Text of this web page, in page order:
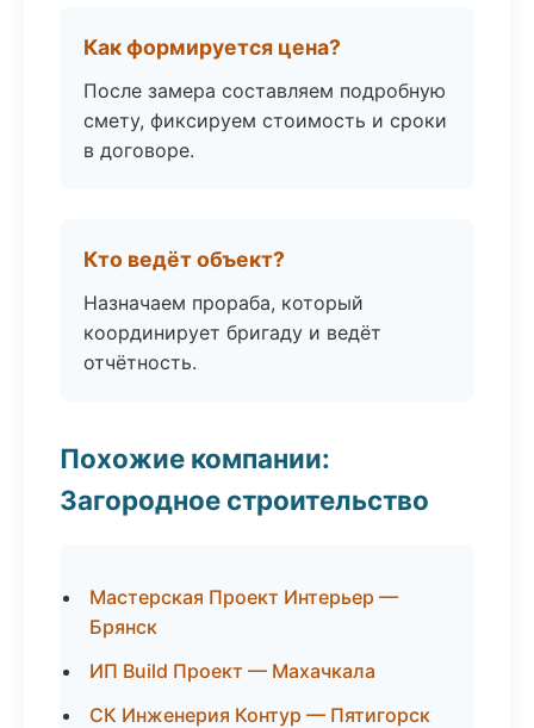
Как формируется цена?
После замера составляем подробную
смету, фиксируем стоимость и сроки
в договоре.
Кто ведёт объект?
Назначаем прораба, который
координирует бригаду и ведёт
отчётность.
Похожие компании:
Загородное строительство
Мастерская Проект Интерьер —
Брянск
ИП Build Проект — Махачкала
СК Инженерия Контур — Пятигорск